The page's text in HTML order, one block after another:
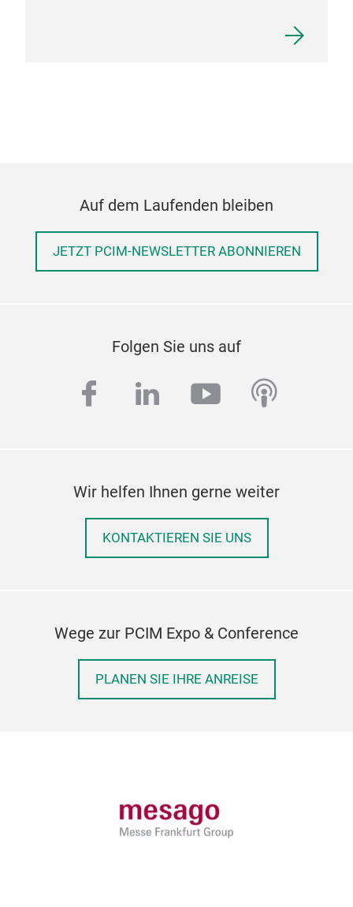
Auf dem Laufenden bleiben
JETZT PCIM-NEWSLETTER ABONNIEREN
Folgen Sie uns auf
facebook
linkedinyoutube
Wir helfen Ihnen gerne weiter
KONTAKTIEREN SIE UNS
Wege zur PCIM Expo & Conference
PLANEN SIE IHRE ANREISE